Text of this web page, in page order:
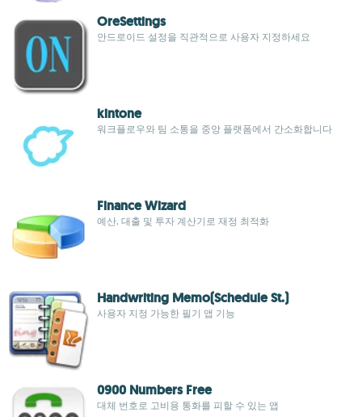
OreSettings
안드로이드 설정을 직관적으로 사용자 지정하세요
kintone
워크플로우와 팀 소통을 중앙 플랫폼에서 간소화합니다
Finance Wizard
예산, 대출 및 투자 계산기로 재정 최적화
Handwriting Memo(Schedule St.)
사용자 지정 가능한 필기 앱 기능
0900 Numbers Free
대체 번호로 고비용 통화를 피할 수 있는 앱